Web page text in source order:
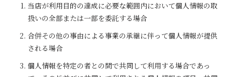
当店が利用目的の達成に必要な範囲内において個人情報の取
扱いの全部または一部を委託する場合
合併その他の事由による事業の承継に伴って個人情報が提供
される場合
個人情報を特定の者との間で共同して利用する場合であっ